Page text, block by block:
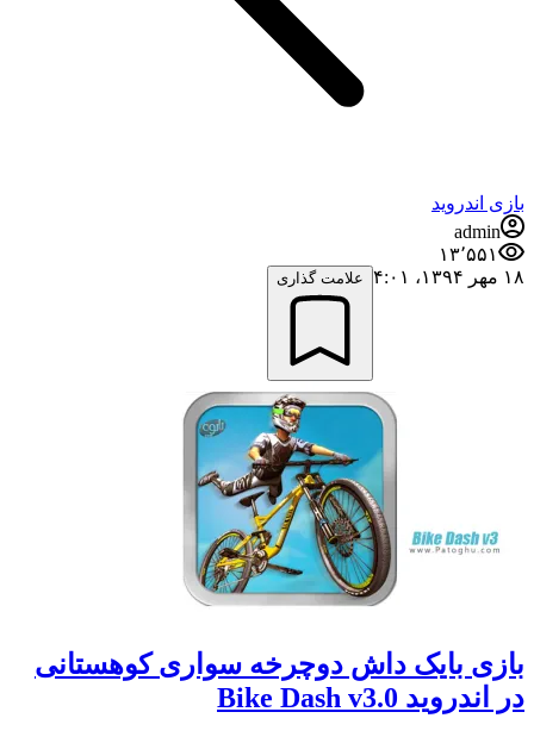
بازی اندروید
admin
۱۳٬۵۵۱
۱۸ مهر ۱۳۹۴،‏ ۴:۰۱
علامت گذاری
بازی بایک داش دوچرخه سواری کوهستانی
در اندروید Bike Dash v3.0